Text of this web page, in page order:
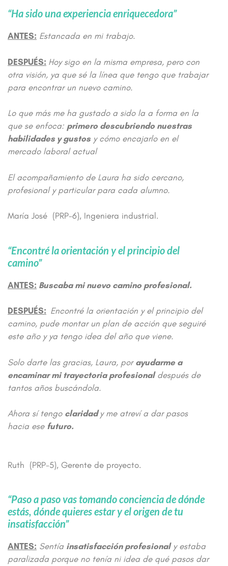
“Ha sido una experiencia enriquecedora”
ANTES: Estancada en mi trabajo.
DESPUÉS: Hoy sigo en la misma empresa, pero con
otra visión, ya que sé la línea que tengo que trabajar
para encontrar un nuevo camino.
Lo que más me ha gustado a sido la a forma en la
que se enfoca: primero descubriendo nuestras
habilidades y gustosy cómo encajarlo en el
mercado laboral actual
El acompañamiento de Laura ha sido cercano,
profesional y particular para cada alumno.
María José (PRP-6), Ingeniera industrial.
“Encontré la orientación y el principio del
camino”
ANTES: Buscaba mi nuevo camino profesional.
DESPUÉS: Encontré la orientación y el principio del
camino, pude montar un plan de acción que seguiré
este año y ya tengo idea del año que viene.
Solo darte las gracias, Laura, por ayudarme a
encaminar mi trayectoria profesionaldespués de
tantos años buscándola.
Ahora sí tengo claridady me atreví a dar pasos
hacia ese futuro.
Ruth (PRP-5), Gerente de proyecto.
“Paso a paso vas tomando conciencia de dónde
estás, dónde quieres estar y el origen de tu
insatisfacción”
ANTES: Sentía insatisfacción profesionaly estaba
paralizada porque no tenía ni idea de qué pasos dar